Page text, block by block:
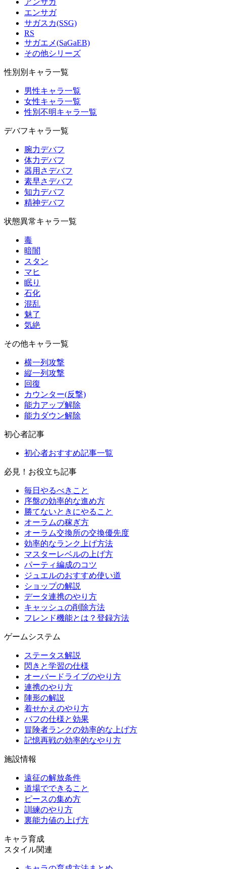
アンサガ
エンサガ
サガスカ(SSG)
RS
サガエメ(SaGaEB)
その他シリーズ
性別別キャラ一覧
男性キャラ一覧
女性キャラ一覧
性別不明キャラ一覧
デバフキャラ一覧
腕力デバフ
体力デバフ
器用さデバフ
素早さデバフ
知力デバフ
精神デバフ
状態異常キャラ一覧
毒
暗闇
スタン
マヒ
眠り
石化
混乱
魅了
気絶
その他キャラ一覧
横一列攻撃
縦一列攻撃
回復
カウンター(反撃)
能力アップ解除
能力ダウン解除
初心者記事
初心者おすすめ記事一覧
必見！お役立ち記事
毎日やるべきこと
序盤の効率的な進め方
勝てないときにやること
オーラムの稼ぎ方
オーラム交換所の交換優先度
効率的なランク上げ方法
マスターレベルの上げ方
パーティ編成のコツ
ジュエルのおすすめ使い道
ショップの解説
データ連携のやり方
キャッシュの削除方法
フレンド機能とは？登録方法
ゲームシステム
ステータス解説
閃きと学習の仕様
オーバードライブのやり方
連携のやり方
陣形の解説
着せかえのやり方
バフの仕様と効果
冒険者ランクの効率的な上げ方
記憶再戦の効率的なやり方
施設情報
遠征の解放条件
道場でできること
ピースの集め方
訓練のやり方
裏能力値の上げ方
キャラ育成
スタイル関連